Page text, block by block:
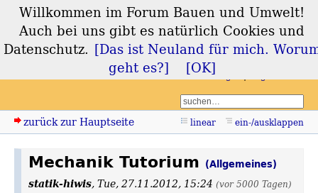
Forum Bauen und
Umwelt
zurück zur Hauptseite linear ein-/ausklappen
Mechanik Tutorium (Allgemeines)
statik-hiwis,Tue, 27.11.2012, 15:24 (vor 5000 Tagen)
Willkommen im Forum Bauen und Umwelt!
Auch bei uns gibt es natürlich Cookies und
Datenschutz. [Das ist Neuland für mich.
geht es?]
[OK]